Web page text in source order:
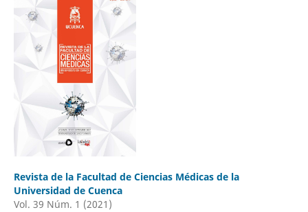
Revista de la Facultad de Ciencias Médicas de la
Universidad de Cuenca
Vol. 39 Núm. 1 (2021)